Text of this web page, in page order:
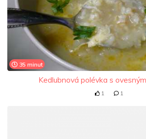
35 minut
Kedlubnová polévka s
1 1